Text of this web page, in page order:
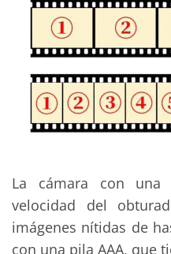
La cámara con
velocidad del
imágenes nítidas de
con una pila AAA, que